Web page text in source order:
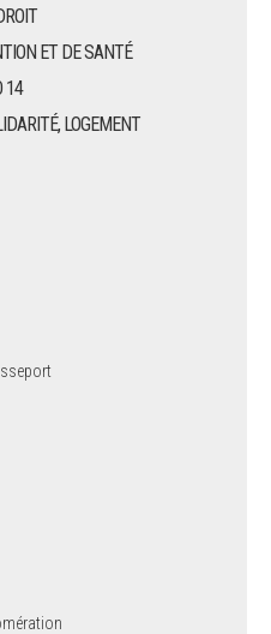
ET DE SANTÉ
14
LOGEMENT